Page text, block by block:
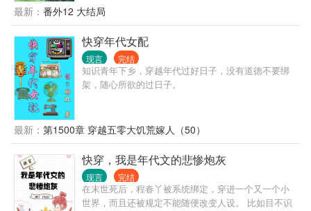
指手画脚了。 空间在手天下我有，下乡也不妨碍先坑
一把！ （不黑原女主哦~宝宝不搞雌竞……） 男主：
沈卿尘
最新： 番外12 大结局
快穿年代女配
现言 完结
知识青年下乡，穿越年代过好日子，没有道德不要绑
架，随心所欲的过日子。
最新： 第1500章 穿越五零大饥荒嫁人（50）
快穿，我是年代文的悲惨炮灰
现言 完结
在末世死后，程春丫被系统绑定，穿进一个又一个小
世界，而且还被规定不能随便改变人设。 比如目不识